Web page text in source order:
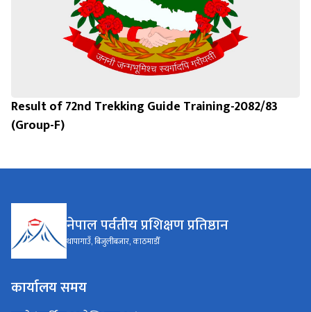
Result of 72nd Trekking Guide Training-2082/83
(Group-F)
नेपाल पर्वतीय प्रशिक्षण प्रतिष्ठान
थापागाउँ, बिजुलीबजार, काठमाडौँ
कार्यालय समय